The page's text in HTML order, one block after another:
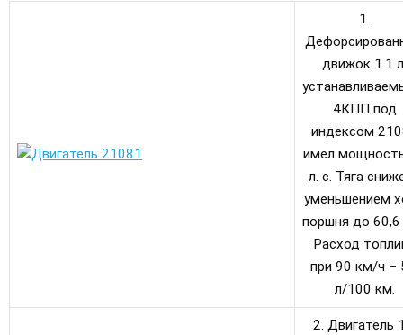
1.
движок 1.1
4КПП под
индексом
имел
л. с. Тяга
уменьшением
поршня до
Расход
при 90 км/ч –
л/100 км.
2. Двигатель